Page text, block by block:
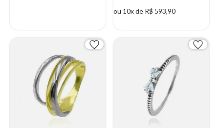
ou 10x de R$ 593,90